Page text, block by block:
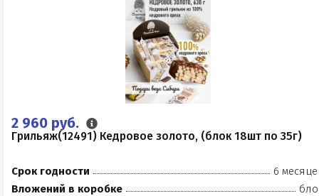
2 960 руб.
Грильяж(12491) Кедровое золото, (блок 18шт по 35г)
Срок годности
6
Вложений в коробке